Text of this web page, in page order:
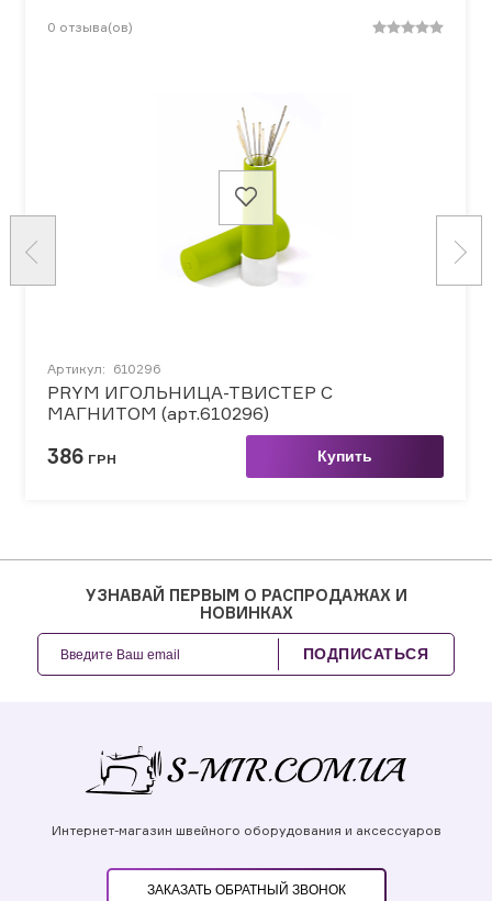
0 отзыва(ов)
Артикул: 610296
PRYM ИГОЛЬНИЦА-ТВИСТЕР С
МАГНИТОМ (арт.610296)
386 ГРН Купить
УЗНАВАЙ ПЕРВЫМ О РАСПРОДАЖАХ И
НОВИНКАХ
ПОДПИСАТЬСЯ
Интернет-магазин швейного оборудования и аксессуаров
ЗАКАЗАТЬ ОБРАТНЫЙ ЗВОНОК